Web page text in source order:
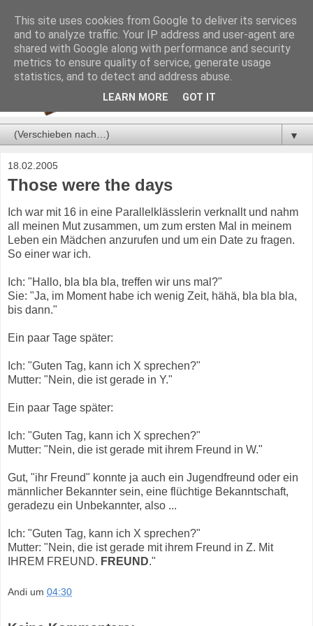
▼
18.02.2005
Those were the days
Ich war mit 16 in eine Parallelklässlerin verknallt und nahm
all meinen Mut zusammen, um zum ersten Mal in meinem
Leben ein Mädchen anzurufen und um ein Date zu fragen.
So einer war ich.
Ich: "Hallo, bla bla bla, treffen wir uns mal?"
Sie: "Ja, im Moment habe ich wenig Zeit, hähä, bla bla bla,
bis dann."
Ein paar Tage später:
Ich: "Guten Tag, kann ich X sprechen?"
Mutter: "Nein, die ist gerade in Y."
Ein paar Tage später:
Ich: "Guten Tag, kann ich X sprechen?"
Mutter: "Nein, die ist gerade mit ihrem Freund in W."
Gut, "ihr Freund" konnte ja auch ein Jugendfreund oder ein
männlicher Bekannter sein, eine flüchtige Bekanntschaft,
geradezu ein Unbekannter, also ...
Ich: "Guten Tag, kann ich X sprechen?"
Mutter: "Nein, die ist gerade mit ihrem Freund in Z. Mit
IHREM FREUND. FREUND."
Andi um 04:30
This site uses cookies from Google to deliver its services
and to analyze traffic. Your IP address and user-agent are
shared with Google along with performance and security
metrics to ensure quality of service, generate usage
statistics, and to detect and address abuse.
LEARN MORE GOT IT